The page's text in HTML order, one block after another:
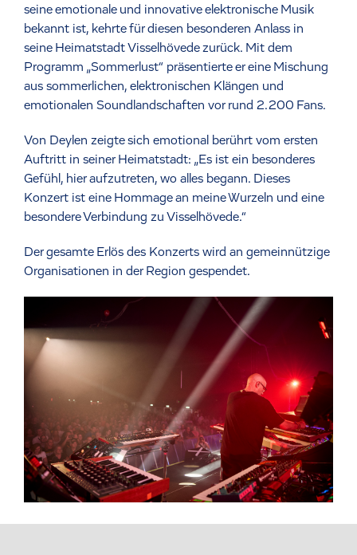
seine emotionale und innovative elektronische Musik
bekannt ist, kehrte für diesen besonderen Anlass in
seine Heimatstadt Visselhövede zurück. Mit dem
Programm „Sommerlust“ präsentierte er eine Mischung
aus sommerlichen, elektronischen Klängen und
emotionalen Soundlandschaften vor rund 2.200 Fans.
Von Deylen zeigte sich emotional berührt vom ersten
Auftritt in seiner Heimatstadt: „Es ist ein besonderes
Gefühl, hier aufzutreten, wo alles begann. Dieses
Konzert ist eine Hommage an meine Wurzeln und eine
besondere Verbindung zu Visselhövede.“
Der gesamte Erlös des Konzerts wird an gemeinnützige
Organisationen in der Region gespendet.